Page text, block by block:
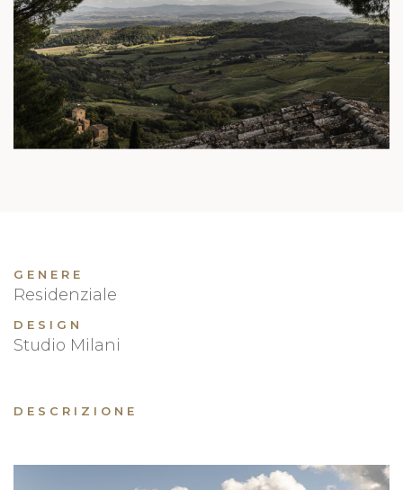
GENERE
Residenziale
DESIGN
Studio Milani
DESCRIZIONE